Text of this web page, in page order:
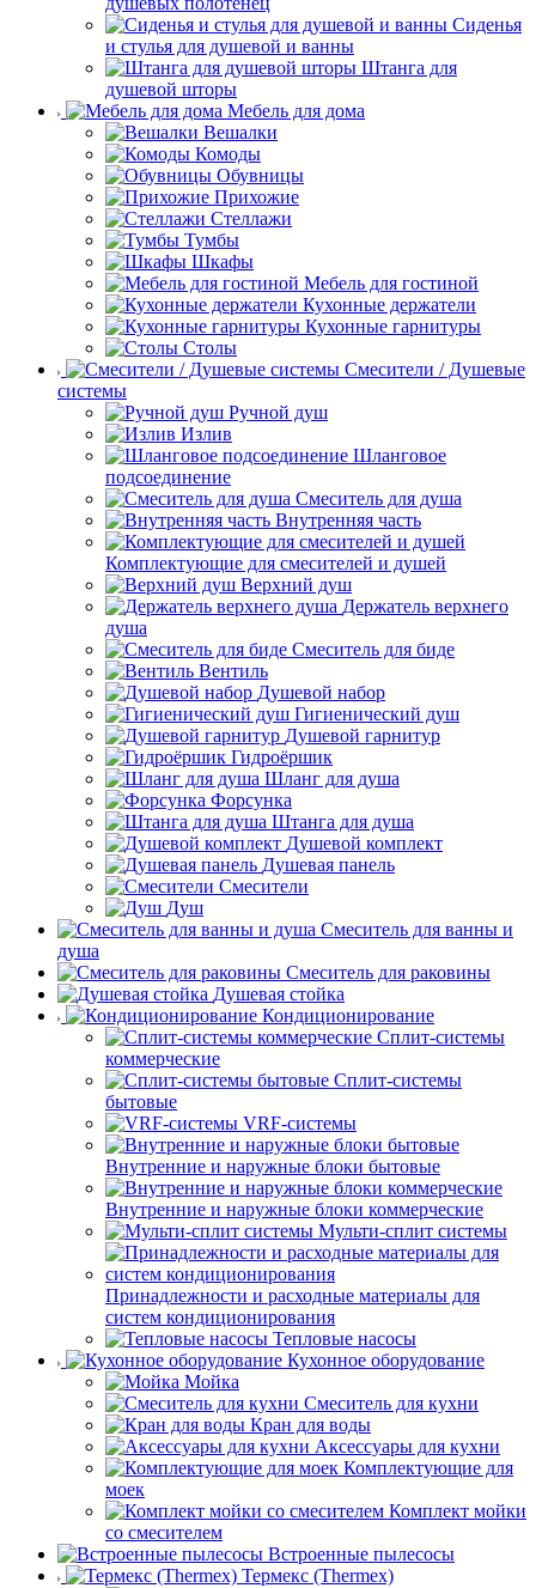
Сиденья
и стулья для душевой и ванны
Штанга для
душевой шторы
Мебель для дома
Вешалки
Комоды
Обувницы
Прихожие
Стеллажи
Тумбы
Шкафы
Мебель для гостиной
Кухонные держатели
Кухонные гарнитуры
Столы
Смесители / Душевые
системы
Ручной душ
Излив
Шланговое
подсоединение
Смеситель для душа
Внутренняя часть
Комплектующие для смесителей и душей
Верхний душ
Держатель верхнего
душа
Смеситель для биде
Вентиль
Душевой набор
Гигиенический душ
Душевой гарнитур
Гидроёршик
Шланг для душа
Форсунка
Штанга для душа
Душевой комплект
Душевая панель
Смесители
Душ
Смеситель для ванны и
душа
Смеситель для раковины
Душевая стойка
Кондиционирование
Сплит-системы
коммерческие
Сплит-системы
бытовые
VRF-системы
Внутренние и наружные блоки бытовые
Внутренние и наружные блоки коммерческие
Мульти-сплит системы
Принадлежности и расходные материалы для
систем кондиционирования
Тепловые насосы
Кухонное оборудование
Мойка
Смеситель для кухни
Кран для воды
Аксессуары для кухни
Комплектующие для
моек
Комплект мойки
со смесителем
Встроенные пылесосы
Термекс (Thermex)